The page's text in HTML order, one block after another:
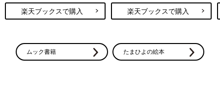
また連れて行ってあげたいなぁ～。
[10年ぶりに出産しました]記事一覧
楽天ブックスで購入 楽天ブックスで購入
ムック書籍 たまひよの絵本